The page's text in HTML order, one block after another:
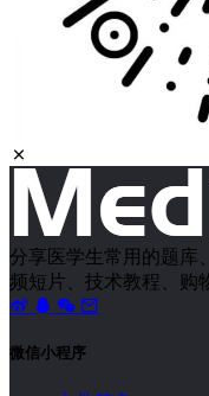
分享医学生常用的题库
频短片、技术教程、购
微信小程序